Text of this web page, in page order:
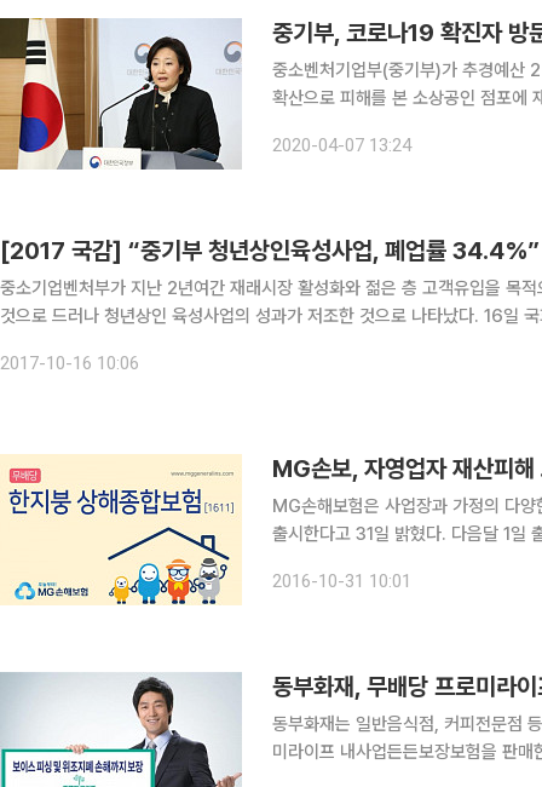
중기부, 코로나19 확진자
중소벤처기업부(중기부)가 추경예산
확산으로 피해를 본 소상공인 점포에
를 본 점포(확진자 방문점포, 사업주
2020-04-07 13:24
[2017 국감] “중기부 청년상인육성사업, 폐업률 34.4%”
중소기업벤처부가 지난 2년여간 재래시장 활성화와 젊은 층 고객유입을 목
것으로 드러나 청년상인 육성사업의 성과가 저조한 것으로 나타났다. 16일 국회 산업통상자원중소벤처기업위원회 소속 더불어민주당 송기
2017-10-16 10:06
MG손보, 자영업자 재산피해
MG손해보험은 사업장과 가정의 다양
출시한다고 31일 밝혔다. 다음달 1일 출시되는 이 상품은 주택 물건만을 취급하는 기존 상해종합 상
일반음식점, 소형판매시설, 위락시설
2016-10-31 10:01
동부화재, 무배당 프로미라
동부화재는 일반음식점, 커피전문점
미라이프 내사업든든보장보험을 판매한다고 19일 밝혔다. 프로미라이프 내사업든든보장보험은 위